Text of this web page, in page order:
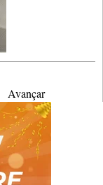
Avançar